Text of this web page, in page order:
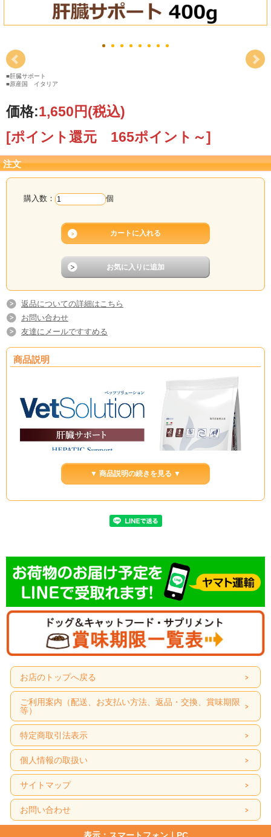
■肝臓サポート
■原産国 イタリア
価格:1,650円(税込)
[ポイント還元 165ポイント～]
注文
購入数： 個
返品についての詳細はこちら
お問い合わせ
友達にメールですすめる
商品説明
ベッツソリューション 肝臓サポート
消化性に優れた植物性タンパク質を豊富に含み、銅含有量を制限しています。ま
た、高カロリー設計で食欲不振でも十分な栄養補給が可能となるように配慮して
います。
▼ 商品説明の続きを見る ▼
お店のトップへ戻る
ご利用案内（配送、お支払い方法、返品・交換、賞味期限
等）
特定商取引法表示
個人情報の取扱い
サイトマップ
お問い合わせ